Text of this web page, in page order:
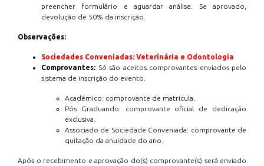
preencher formulário e aguardar análise. Se aprovado,
devolução de 50% da inscrição.
Observações:
Sociedades Conveniadas: Veterinária e Odontologia
Comprovantes: Só são aceitos comprovantes enviados pelo
sistema de inscrição do evento.
Acadêmico: comprovante de matrícula.
Pós Graduando: comprovante oficial de dedicação
exclusiva.
Associado de Sociedade Conveniada: comprovante de
quitação da anuidade do ano.
Após o recebimento e aprovação do(s) comprovante(s) será enviado